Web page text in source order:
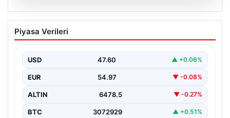
Menderes Belediyesi Soruşturmasında
Firari Başkan Yardımcısı Yakalandı
soruşturma kapsamında, Belediye Başkan Yardımcısı
Rüzgar Sönmez,…
Piyasa Verileri
USD 47.60 ▲ +0.06%
EUR 54.97 ▼ -0.08%
ALTIN 6478.5 ▼ -0.27%
BTC 3072929 ▲ +0.51%